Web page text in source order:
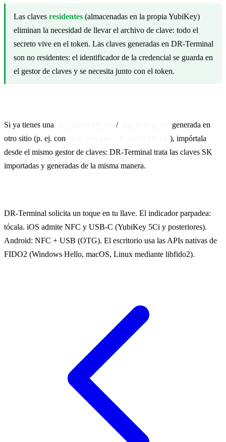
Las claves residentes (almacenadas en la propia YubiKey)
eliminan la necesidad de llevar el archivo de clave: todo el
secreto vive en el token. Las claves generadas en DR-Terminal
son no residentes: el identificador de la credencial se guarda en
el gestor de claves y se necesita junto con el token.
Si ya tienes una /
generada en
otro sitio (p. ej. con
), impórtala
desde el mismo gestor de claves: DR-Terminal trata las claves SK
importadas y generadas de la misma manera.
DR-Terminal solicita un toque en tu llave. El indicador parpadea:
tócala. iOS admite NFC y USB-C (YubiKey 5Ci y posteriores).
Android: NFC + USB (OTG). El escritorio usa las APIs nativas de
FIDO2 (Windows Hello, macOS, Linux mediante libfido2).